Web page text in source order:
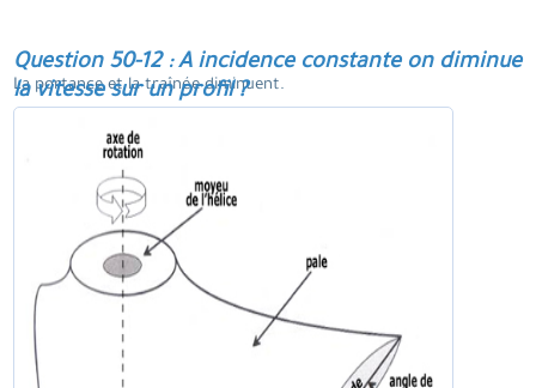
Question 50-12 : A incidence constante on diminue
la vitesse sur un profil ?
La portance et la traînée diminuent.